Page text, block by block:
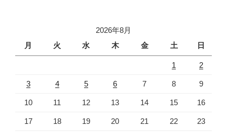
2026年8月
月
火 水 木 金 土 日
1 2
3 4 5 6 7 8 9
10 11 12 13 14 15 16
17 18 19 20 21 22 23